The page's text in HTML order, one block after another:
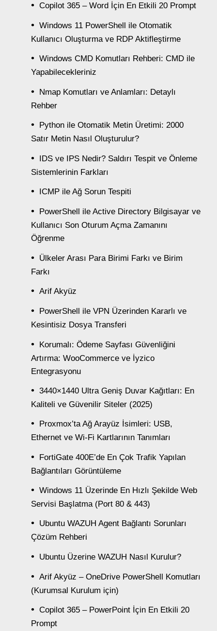
Copilot 365 – Word İçin En Etkili 20 Prompt
Windows 11 PowerShell ile Otomatik
Kullanıcı Oluşturma ve RDP Aktifleştirme
Windows CMD Komutları Rehberi: CMD ile
Yapabilecekleriniz
Nmap Komutları ve Anlamları: Detaylı
Rehber
Python ile Otomatik Metin Üretimi: 2000
Satır Metin Nasıl Oluşturulur?
IDS ve IPS Nedir? Saldırı Tespit ve Önleme
Sistemlerinin Farkları
ICMP ile Ağ Sorun Tespiti
PowerShell ile Active Directory Bilgisayar ve
Kullanıcı Son Oturum Açma Zamanını
Öğrenme
Ülkeler Arası Para Birimi Farkı ve Birim
Farkı
Arif Akyüz
PowerShell ile VPN Üzerinden Kararlı ve
Kesintisiz Dosya Transferi
Korumalı: Ödeme Sayfası Güvenliğini
Artırma: WooCommerce ve İyzico
Entegrasyonu
3440×1440 Ultra Geniş Duvar Kağıtları: En
Kaliteli ve Güvenilir Siteler (2025)
Proxmox’ta Ağ Arayüz İsimleri: USB,
Ethernet ve Wi-Fi Kartlarının Tanımları
FortiGate 400E’de En Çok Trafik Yapılan
Bağlantıları Görüntüleme
Windows 11 Üzerinde En Hızlı Şekilde Web
Servisi Başlatma (Port 80 & 443)
Ubuntu WAZUH Agent Bağlantı Sorunları
Çözüm Rehberi
Ubuntu Üzerine WAZUH Nasıl Kurulur?
Arif Akyüz – OneDrive PowerShell Komutları
(Kurumsal Kurulum için)
Copilot 365 – PowerPoint İçin En Etkili 20
Prompt